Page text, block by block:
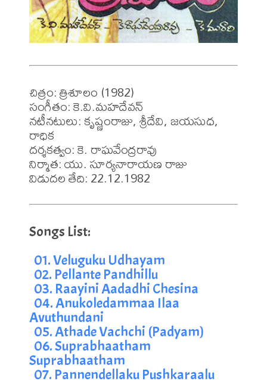
చిత్రం: త్రిశూలం (1982)
సంగీతం: కె.వి.మహదేవన్
నటీనటులు: కృష్ణంరాజు, శ్రీదేవి, జయసుధ,
రాధిక
దర్శకత్వం: కె. రాఘవేంద్రరావు
నిర్మాత: యు. సూర్యనారాయణ రాజు
విడుదల తేది: 22.12.1982
01. Veluguku Udhayam
02. Pellante Pandhillu
03. Raayini Aadadhi Chesina
04. Anukoledammaa Ilaa
Avuthundani
05. Athade Vachchi (Padyam)
06. Suprabhaatham
Suprabhaatham
07. Pannendellaku Pushkaraalu